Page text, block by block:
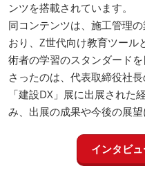
ンツを搭載されています。
同コンテンツは、施工管理
おり、Z世代向け教育ツール
術者の学習のスタンダード
さったのは、代表取締役社長
「建設DX」展に出展された
み、出展の成果や今後の展望
インタビ